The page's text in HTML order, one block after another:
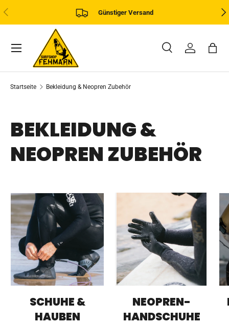
DIREKT ZUM INHALT
VORHERIGE Günstiger Versand
Suchen
Art
SucheEinloggen
Menü
Startseite Bekleidung & Neopren Zubehör
BEKLEIDUNG &
NEOPREN ZUBEHÖR
SCHUHE &
HAUBEN
NEOPREN-
HANDSCHUHE